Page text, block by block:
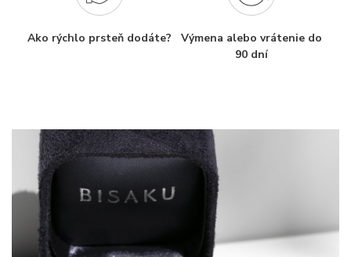
Ako rýchlo prsteň dodáte?
Výmena alebo vrátenie do
90 dní